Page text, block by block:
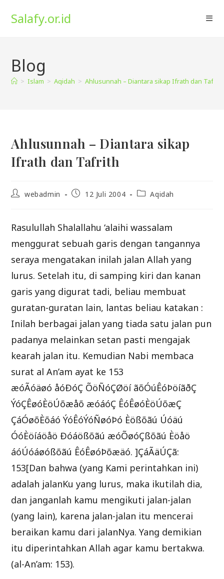
Salafy.or.id
Blog
> Islam > Aqidah > Ahlusunnah – Diantara sikap Ifrath dan Tafrith
Ahlusunnah – Diantara sikap
Ifrath dan Tafrith
Postwebadmin
Post12 Juli 2004
PostAqidah
Rasulullah Shalallahu ‘alaihi wassalam
menggurat sebuah garis dengan tangannya
seraya mengatakan inilah jalan Allah yang
lurus. Setelah itu, di samping kiri dan kanan
garis yang digurat tadi, beliau membuat
guratan-guratan lain, lantas beliau katakan :
Inilah berbagai jalan yang tiada satu jalan pun
padanya melainkan setan pasti mengajak
kearah jalan itu. Kemudian Nabi membaca
surat al An’am ayat ke 153
æóÃóäøó åóÐóÇ ÕöÑóÇØöí ãõÓúÊóÞöíãðÇ
ÝóÇÊøóÈöÚõæåõ æóáóÇ ÊóÊøóÈöÚõæÇ
ÇáÓøõÈõáó ÝóÊóÝóÑøóÞó Èößõãú Úóäú
ÓóÈöíáöåö Ðóáößõãú æóÕøóÇßõãú Èöåö
áóÚóáøóßõãú ÊóÊøóÞõæäó. ]ÇáÃäÚÇã:
153[Dan bahwa (yang Kami perintahkan ini)
adalah jalanKu yang lurus, maka ikutilah dia,
dan janganlah kamu mengikuti jalan-jalan
(yang lain), karena jalan-jalan itu mencerai
beraikan kamu dari jalanNya. Yang demikian
itu diperintahkan Allah agar kamu bertakwa.
(al-An’am: 153).